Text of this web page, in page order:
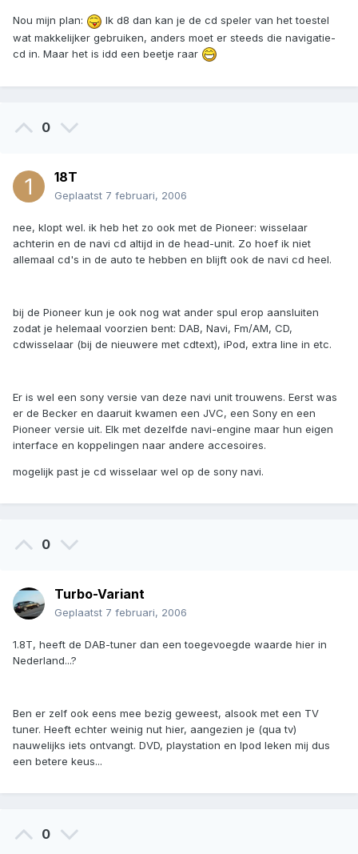
Nou mijn plan:
Ik d8 dan kan je de cd speler van het toestel
wat makkelijker gebruiken, anders moet er steeds die navigatie-
cd in. Maar het is idd een beetje raar
0
18T
Geplaatst 7 februari, 2006
nee, klopt wel. ik heb het zo ook met de Pioneer: wisselaar
achterin en de navi cd altijd in de head-unit. Zo hoef ik niet
allemaal cd's in de auto te hebben en blijft ook de navi cd heel.
bij de Pioneer kun je ook nog wat ander spul erop aansluiten
zodat je helemaal voorzien bent: DAB, Navi, Fm/AM, CD,
cdwisselaar (bij de nieuwere met cdtext), iPod, extra line in etc.
Er is wel een sony versie van deze navi unit trouwens. Eerst was
er de Becker en daaruit kwamen een JVC, een Sony en een
Pioneer versie uit. Elk met dezelfde navi-engine maar hun eigen
interface en koppelingen naar andere accesoires.
mogelijk past je cd wisselaar wel op de sony navi.
0
Turbo-Variant
Geplaatst 7 februari, 2006
1.8T, heeft de DAB-tuner dan een toegevoegde waarde hier in
Nederland...?
Ben er zelf ook eens mee bezig geweest, alsook met een TV
tuner. Heeft echter weinig nut hier, aangezien je (qua tv)
nauwelijks iets ontvangt. DVD, playstation en Ipod leken mij dus
een betere keus...
0